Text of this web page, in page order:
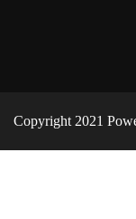
Copyright 2021